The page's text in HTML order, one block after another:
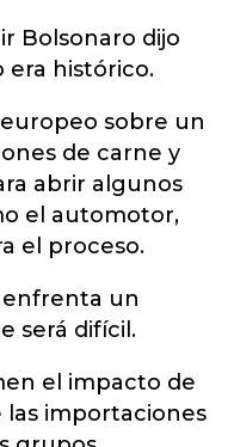
Bolsonaro dijo
era histórico.
sobre un
de carne y
abrir algunos
el automotor,
el proceso.
un
será difícil.
el impacto de
importaciones